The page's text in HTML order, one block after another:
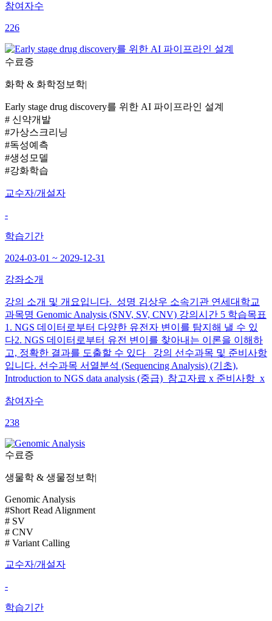
참여자수
226
수료증
화학 & 화학정보학|
Early stage drug discovery를 위한 AI 파이프라인 설계
# 신약개발
#가상스크리닝
#독성예측
#생성모델
#강화학습
교수자/개설자
-
학습기간
2024-03-01 ~ 2029-12-31
강좌소개
강의 소개 및 개요입니다. 성명 김상우 소속기관 연세대학교
과목명 Genomic Analysis (SNV, SV, CNV) 강의시간 5 학습목표
1. NGS 데이터로부터 다양한 유전자 변이를 탐지해 낼 수 있
다2. NGS 데이터로부터 유전 변이를 찾아내는 이론을 이해하
고, 정확한 결과를 도출할 수 있다 강의 선수과목 및 준비사항
입니다. 선수과목 서열분석 (Sequencing Analysis) (기초),
Introduction to NGS data analysis (중급) 참고자료 x 준비사항 x
참여자수
238
수료증
생물학 & 생물정보학|
Genomic Analysis
#Short Read Alignment
# SV
# CNV
# Variant Calling
교수자/개설자
-
학습기간